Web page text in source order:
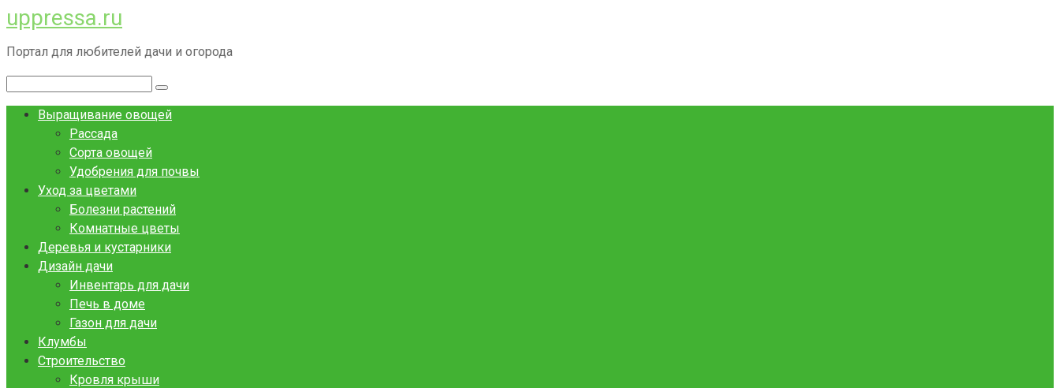
Перейти
к
контенту
uppressa.ru
Портал для любителей дачи и огорода
Выращивание овощей
Рассада
Сорта овощей
Удобрения для почвы
Уход за цветами
Болезни растений
Комнатные цветы
Деревья и кустарники
Дизайн дачи
Инвентарь для дачи
Печь в доме
Газон для дачи
Клумбы
Строительство
Кровля крыши